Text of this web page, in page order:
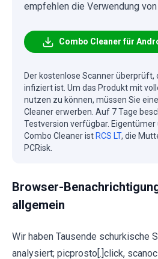
empfehlen die Verwendung von
Combo Cleaner für
Der kostenlose Scanner überprüft,
infiziert ist. Um das Produkt mit
nutzen zu können, müssen Sie
Cleaner erwerben. Auf 7 Tage
Testversion verfügbar. Eigentümer
Combo Cleaner ist RCS LT, die
PCRisk.
Browser-
allgemein
Wir haben Tausende schurkische
analysiert; picprosto[.]click,